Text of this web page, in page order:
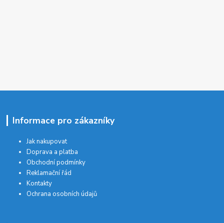
Informace pro zákazníky
Jak nakupovat
Doprava a platba
Obchodní podmínky
Reklamační řád
Kontakty
Ochrana osobních údajů